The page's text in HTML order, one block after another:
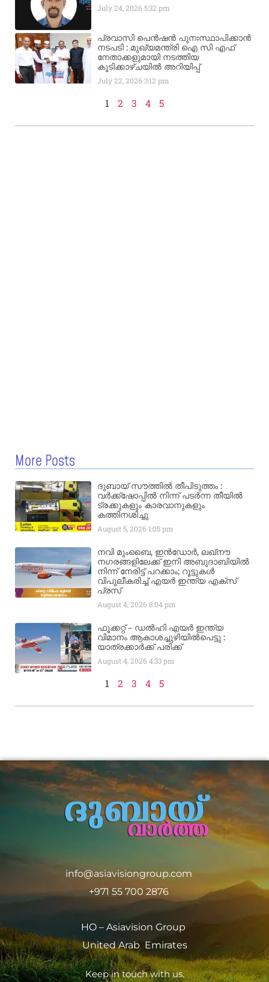
July 24, 20265:32 pm
പ്രവാസി പെൻഷൻ പുനഃസ്ഥാപിക്കാൻ
നടപടി : മുഖ്യമന്ത്രി ഐ സി എഫ്
നേതാക്കളുമായി നടത്തിയ
കൂടിക്കാഴ്ചയിൽ അറിയിപ്പ്
July 22, 20263:12 pm
1 2 3 4 5
More Posts
ദുബായ് സൗത്തിൽ തീപിടുത്തം :
വർക്ക്‌ഷോപ്പിൽ നിന്ന് പടർന്ന തീയിൽ
ട്രക്കുകളും കാരവാനുകളും
കത്തിനശിച്ചു
August 5, 2026 1:05 pm
നവി മുംബൈ, ഇൻഡോർ, ലഖ്നൗ
നഗരങ്ങളിലേക്ക് ഇനി അബുദാബിയിൽ
നിന്ന് നേരിട്ട് പറക്കാം; റൂട്ടുകൾ
വിപുലീകരിച്ച് എയർ ഇന്ത്യ എക്സ്
പ്രസ്
August 4, 20268:04 pm
ഫൂക്കറ്റ് – ഡൽഹി എയര്‍ ഇന്ത്യ
വിമാനം ആകാശച്ചുഴിയില്‍പെട്ടു :
യാത്രക്കാര്‍ക്ക് പരിക്ക്
August 4, 20264:33 pm
1 2 3 4 5
info@asiavisiongroup.com
+971 55 700 2876
HO – Asiavision Group
United Arab Emirates
Keep in touch with us.